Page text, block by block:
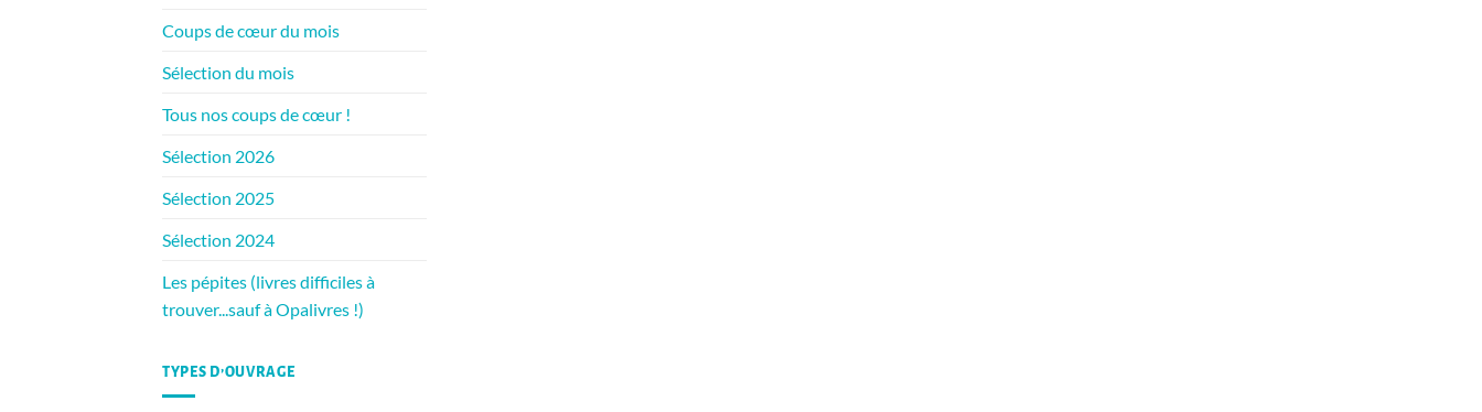
Coups de cœur du mois
Sélection du mois
Tous nos coups de cœur !
Sélection 2026
Sélection 2025
Sélection 2024
Les pépites (livres difficiles à
trouver...sauf à Opalivres !)
TYPES D’OUVRAGE